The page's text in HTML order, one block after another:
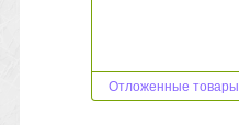
Отложенные товары